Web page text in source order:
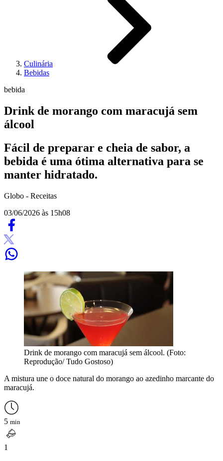
Culinária
Bebidas
bebida
Drink de morango com maracujá sem
álcool
Fácil de preparar e cheia de sabor, a
bebida é uma ótima alternativa para se
manter hidratado.
Globo - Receitas
03/06/2026 às 15h08
Drink de morango com maracujá sem álcool. (Foto:
Reprodução/ Tudo Gostoso)
A mistura une o doce natural do morango ao azedinho marcante do
maracujá.
5 min
1